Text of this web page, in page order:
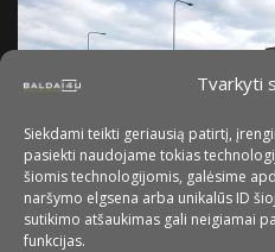
Tvarkyti
Siekdami teikti geriausią patirtį,
pasiekti naudojame tokias
šiomis technologijomis, galėsime
naršymo elgsena arba unikalūs ID
sutikimo atšaukimas gali neigiamai
funkcijas.